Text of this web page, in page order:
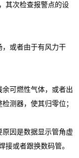
其次检查报警点的设
或者由于有风力干
可燃性气体，或者出
测器，使其归零位；
因是数据显示管角虚
接或者跟换数码管。